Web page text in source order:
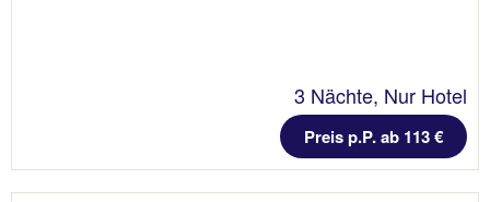
3 Nächte, Nur Hotel
Preis p.P. ab 113 €